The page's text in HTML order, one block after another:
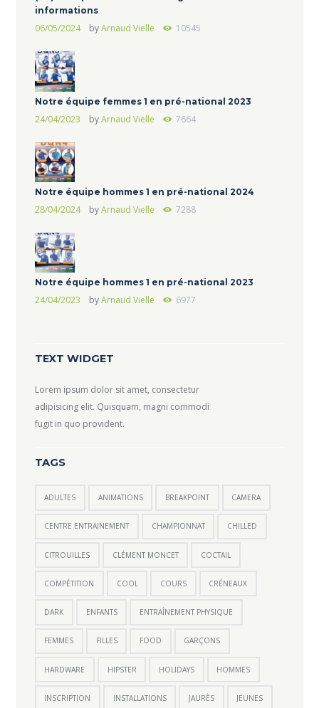
informations
06/05/2024 byArnaud Vielle 10545
Notre équipe femmes 1 en pré-national 2023
24/04/2023 byArnaud Vielle 7664
Notre équipe hommes 1 en pré-national 2024
28/04/2024 byArnaud Vielle 7288
Notre équipe hommes 1 en pré-national 2023
24/04/2023 byArnaud Vielle 6977
TEXT WIDGET
Lorem ipsum dolor sit amet, consectetur
adipisicing elit. Quisquam, magni commodi
fugit in quo provident.
TAGS
ADULTES ANIMATIONS BREAKPOINT CAMERA
CENTRE ENTRAINEMENT CHAMPIONNAT CHILLED
CITROUILLES CLÉMENT MONCET COCTAIL
COMPÉTITION COOL COURS CRÉNEAUX
DARK ENFANTS ENTRAÎNEMENT PHYSIQUE
FEMMES FILLES FOOD GARÇONS
HARDWARE HIPSTER HOLIDAYS HOMMES
INSCRIPTION INSTALLATIONS JAURÈS JEUNES